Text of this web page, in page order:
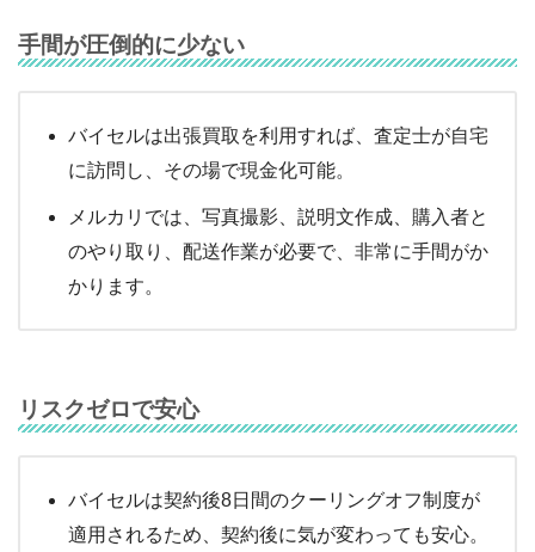
手間が圧倒的に少ない
バイセルは出張買取を利用すれば、査定士が自宅
に訪問し、その場で現金化可能。
メルカリでは、写真撮影、説明文作成、購入者と
のやり取り、配送作業が必要で、非常に手間がか
かります。
リスクゼロで安心
バイセルは契約後8日間のクーリングオフ制度が
適用されるため、契約後に気が変わっても安心。